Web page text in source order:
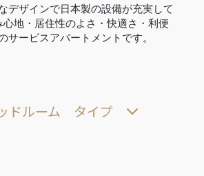
デザインで日本製の設備が充実して
地・居住性のよさ・快適さ・利便
サービスアパートメントです。
ドルーム タイプ